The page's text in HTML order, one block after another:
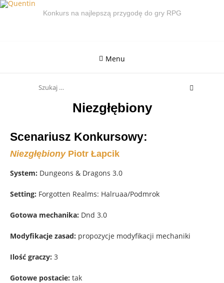
Skip
Konkurs na najlepszą przygodę do gry RPG
Menu
for:
Niezgłębiony
Scenariusz Konkursowy:
NiezgłębionyPiotr Łapcik
System: Dungeons & Dragons 3.0
Setting: Forgotten Realms: Halruaa/Podmrok
Gotowa mechanika: Dnd 3.0
Modyfikacje zasad: propozycje modyfikacji mechaniki
Ilość graczy: 3
Gotowe postacie: tak